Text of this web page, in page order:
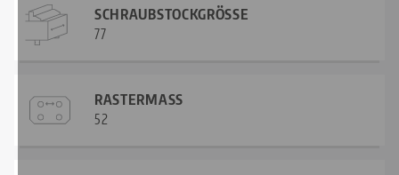
SCHRAUBSTOCKGRÖSSE
77
RASTERMASS
52